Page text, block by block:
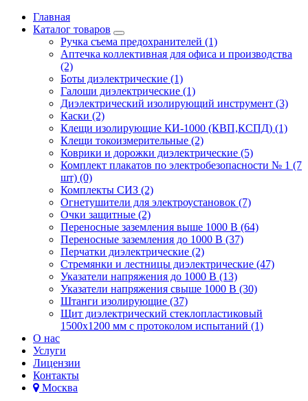
Главная
Каталог товаров
Ручка съема предохранителей (1)
Аптечка коллективная для офиса и производства
(2)
Боты диэлектрические (1)
Галоши диэлектрические (1)
Диэлектрический изолирующий инструмент (3)
Каски (2)
Клещи изолирующие КИ-1000 (КВП,КСПД) (1)
Клещи токоизмерительные (2)
Коврики и дорожки диэлектрические (5)
Комплект плакатов по электробезопасности № 1 (7
шт) (0)
Комплекты СИЗ (2)
Огнетушители для электроустановок (7)
Очки защитные (2)
Переносные заземления выше 1000 В (64)
Переносные заземления до 1000 В (37)
Перчатки диэлектрические (2)
Стремянки и лестницы диэлектрические (47)
Указатели напряжения до 1000 В (13)
Указатели напряжения свыше 1000 В (30)
Штанги изолирующие (37)
Щит диэлектрический стеклопластиковый
1500х1200 мм с протоколом испытаний (1)
О нас
Услуги
Лицензии
Контакты
Москва